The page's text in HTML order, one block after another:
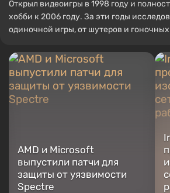
Открыл видеоигры в 1998 году и
хобби к 2006 году. За эти годы
одиночной игры, от шутеров и
играх в 2011 году и присоединился к
году. С тех пор прошел путь от
профессионального контент-креатора,
обзоры, статьи, превью, викторины и
Преданный фанат накопителей
графических процессоров и классики
AMD и Microsoft
выпустили патчи для
защиты от уязвимости
Spectre